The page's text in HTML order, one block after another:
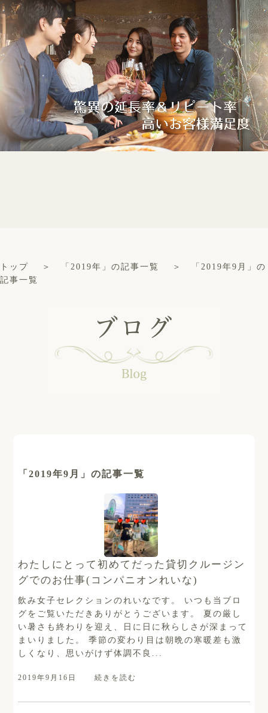
トップ ＞ 「2019年」の記事一覧
＞ 「2019年9月」の
記事一覧
「2019年9月」の記事一覧
わたしにとって初めてだった貸切クルージン
グでのお仕事(コンパニオンれいな)
飲み女子セレクションのれいなです。 いつも当ブロ
グをご覧いただきありがとうございます。 夏の厳し
い暑さも終わりを迎え、日に日に秋らしさが深まって
まいりました。 季節の変わり目は朝晩の寒暖差も激
しくなり、思いがけず体調不良...
2019年9月16日 続きを読む